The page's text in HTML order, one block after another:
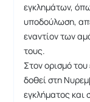
εγκλημάτων,
υποδούλωση,
εναντίον των
τους.
Στον ορισμό
δοθεί στη
εγκλήματος και